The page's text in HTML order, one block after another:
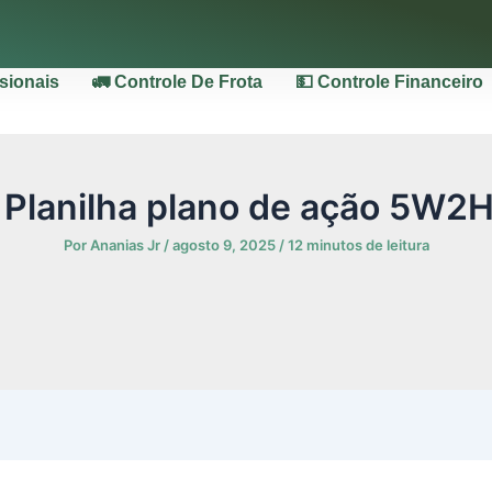
🚛 Controle De Frota 💵 Controle Financeiro
Planilha plano de ação
PorAnanias Jr /agosto 9, 2025 /12 minutos de leitura